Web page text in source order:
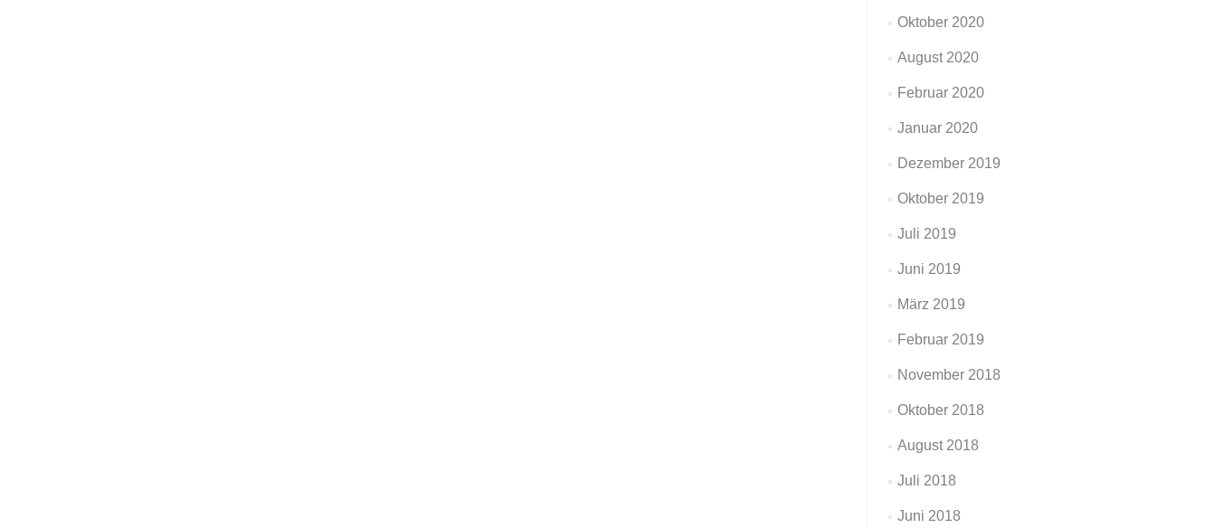
Oktober 2020
August 2020
Februar 2020
Januar 2020
Dezember 2019
Oktober 2019
Juli 2019
Juni 2019
März 2019
Februar 2019
November 2018
Oktober 2018
August 2018
Juli 2018
Juni 2018